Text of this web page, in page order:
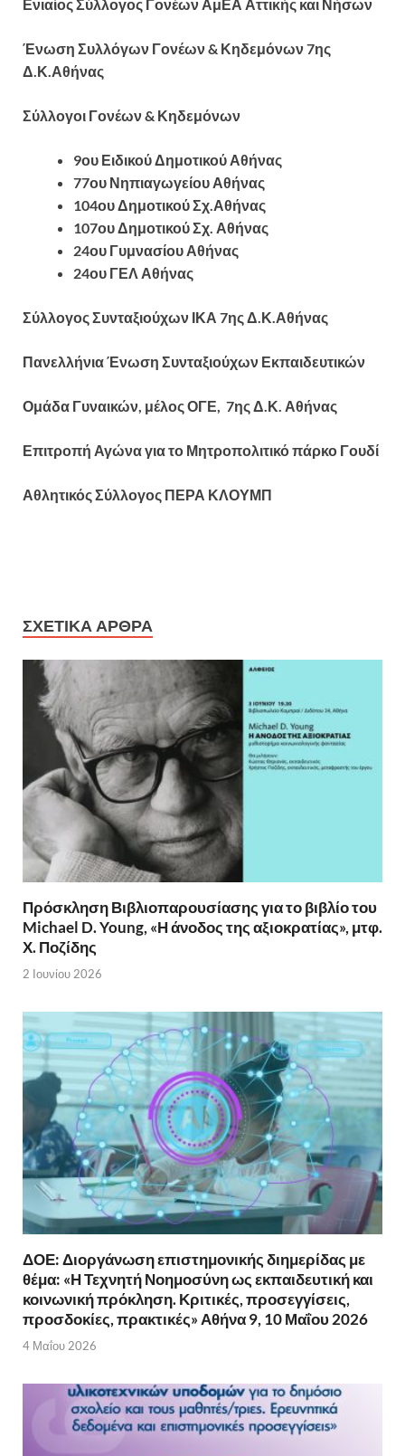
Ενιαίος Σύλλογος Γονέων ΑμΕΑ Αττικής και Νήσων
Ένωση Συλλόγων Γονέων & Κηδεμόνων 7ης
Δ.Κ.Αθήνας
Σύλλογοι Γονέων & Κηδεμόνων
9ου Ειδικού Δημοτικού Αθήνας
77ου Νηπιαγωγείου Αθήνας
104ου Δημοτικού Σχ.Αθήνας
107ου Δημοτικού Σχ. Αθήνας
24ου Γυμνασίου Αθήνας
24ου ΓΕΛ Αθήνας
Σύλλογος Συνταξιούχων ΙΚΑ 7ης Δ.Κ.Αθήνας
Πανελλήνια Ένωση Συνταξιούχων Εκπαιδευτικών
Ομάδα Γυναικών, μέλος ΟΓΕ, 7ης Δ.Κ. Αθήνας
Επιτροπή Αγώνα για το Μητροπολιτικό πάρκο Γουδί
Αθλητικός Σύλλογος ΠΕΡΑ ΚΛΟΥΜΠ
ΣΧΕΤΙΚΆ ΆΡΘΡΑ
Πρόσκληση Βιβλιοπαρουσίασης για το βιβλίο του
Michael D. Young, «Η άνοδος της αξιοκρατίας», μτφ.
Χ. Ποζίδης
2 Ιουνίου 2026
ΔΟΕ: Διοργάνωση επιστημονικής διημερίδας με
θέμα: «Η Τεχνητή Νοημοσύνη ως εκπαιδευτική και
κοινωνική πρόκληση. Κριτικές, προσεγγίσεις,
προσδοκίες, πρακτικές» Αθήνα 9, 10 Μαΐου 2026
4 Μαΐου 2026